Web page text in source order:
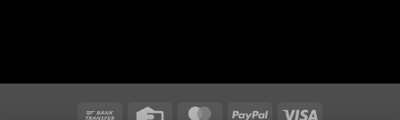
Bank Credit MasterCardPayPal